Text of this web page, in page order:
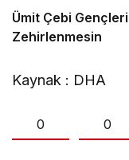
Ümit Çebi
Zehirlenmesin
Kaynak : DHA
0 0